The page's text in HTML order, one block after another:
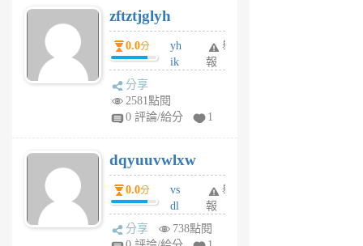
月
前
zftztjglyh
0.0分
yh
ik
tu
6
個
月
前
舉
報
分享
2581點閱
0 評論/給分
1
dqyuuvwlxw
0.0分
vs
dl
sq
fy
舉
報
分享
738點閱